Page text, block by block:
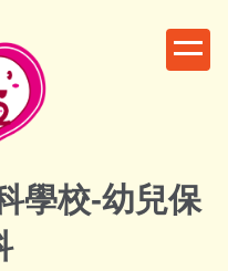
學校-幼兒保